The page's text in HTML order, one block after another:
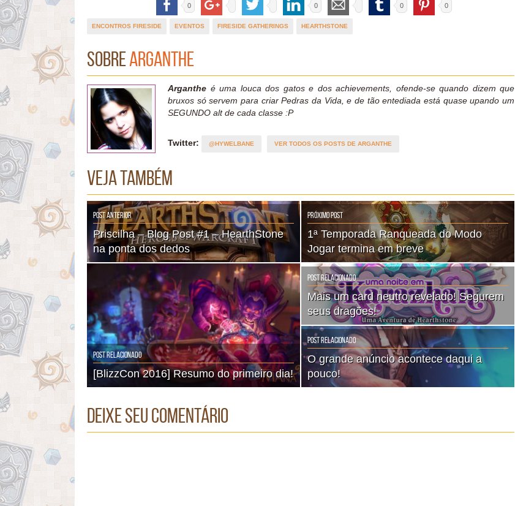
0 0 0 0
ENCONTROS FIRESIDE EVENTOS FIRESIDE GATHERINGS HEARTHSTONE
SobreArganthe
Arganthe é uma louca dos gatos e dos achievements, ofende-se quando dizem que
bruxos só servem para criar Pedras da Vida, e de tão entediada está quase upando um
SEGUNDO alt de cada classe :P
Twitter: @HYWELBANE VER TODOS OS POSTS DE ARGANTHE
Veja também
Post Anterior
Priscilha – Blog Post #1 – HearthStone
na ponta dos dedos
Próximo Post
1ª Temporada Ranqueada do Modo
Jogar termina em breve
Post Relacionado
[BlizzCon 2016] Resumo do primeiro dia!
Post Relacionado
Mais um card neutro revelado! Segurem
seus dragões!
Post Relacionado
O grande anúncio acontece daqui a
pouco!
Deixe seu comentário